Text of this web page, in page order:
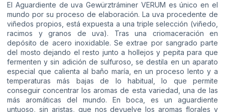
El Aguardiente de uva Gewürztráminer VERUM es único en el
mundo por su proceso de elaboración. La uva procedente de
viñedos propios, está expuesta a una triple selección (viñedo,
racimos y granos de uva). Tras una criomaceración en
depósito de acero inoxidable. Se extrae por sangrado parte
del mosto dejando el resto junto a hollejos y pepita para que
fermenten y sin adición de sulfuroso, se destila en un aparato
especial que calienta al baño maría, en un proceso lento y a
temperaturas más bajas de lo habitual, lo que permite
conseguir concentrar los aromas de esta variedad, una de las
más aromáticas del mundo. En boca, es un aguardiente
untuoso, sin aristas, que nos devuelve los aromas florales y